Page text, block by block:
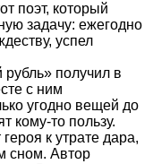
поэт, который
задачу: ежегодно
успел
получил в
с ним
угодно вещей до
кому-то пользу.
к утрате дара,
сном. Автор